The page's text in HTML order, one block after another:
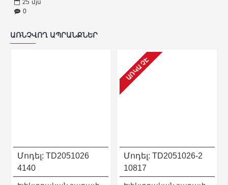
25 մյս
0
ԱՌՆՉՎՈՂ ԱՊՐԱՆՔՆԵՐ
Մոդել: TD2051026
4140
ԱՌԿԱ ՉԷ
Մոդել: TD2051026-2
10817